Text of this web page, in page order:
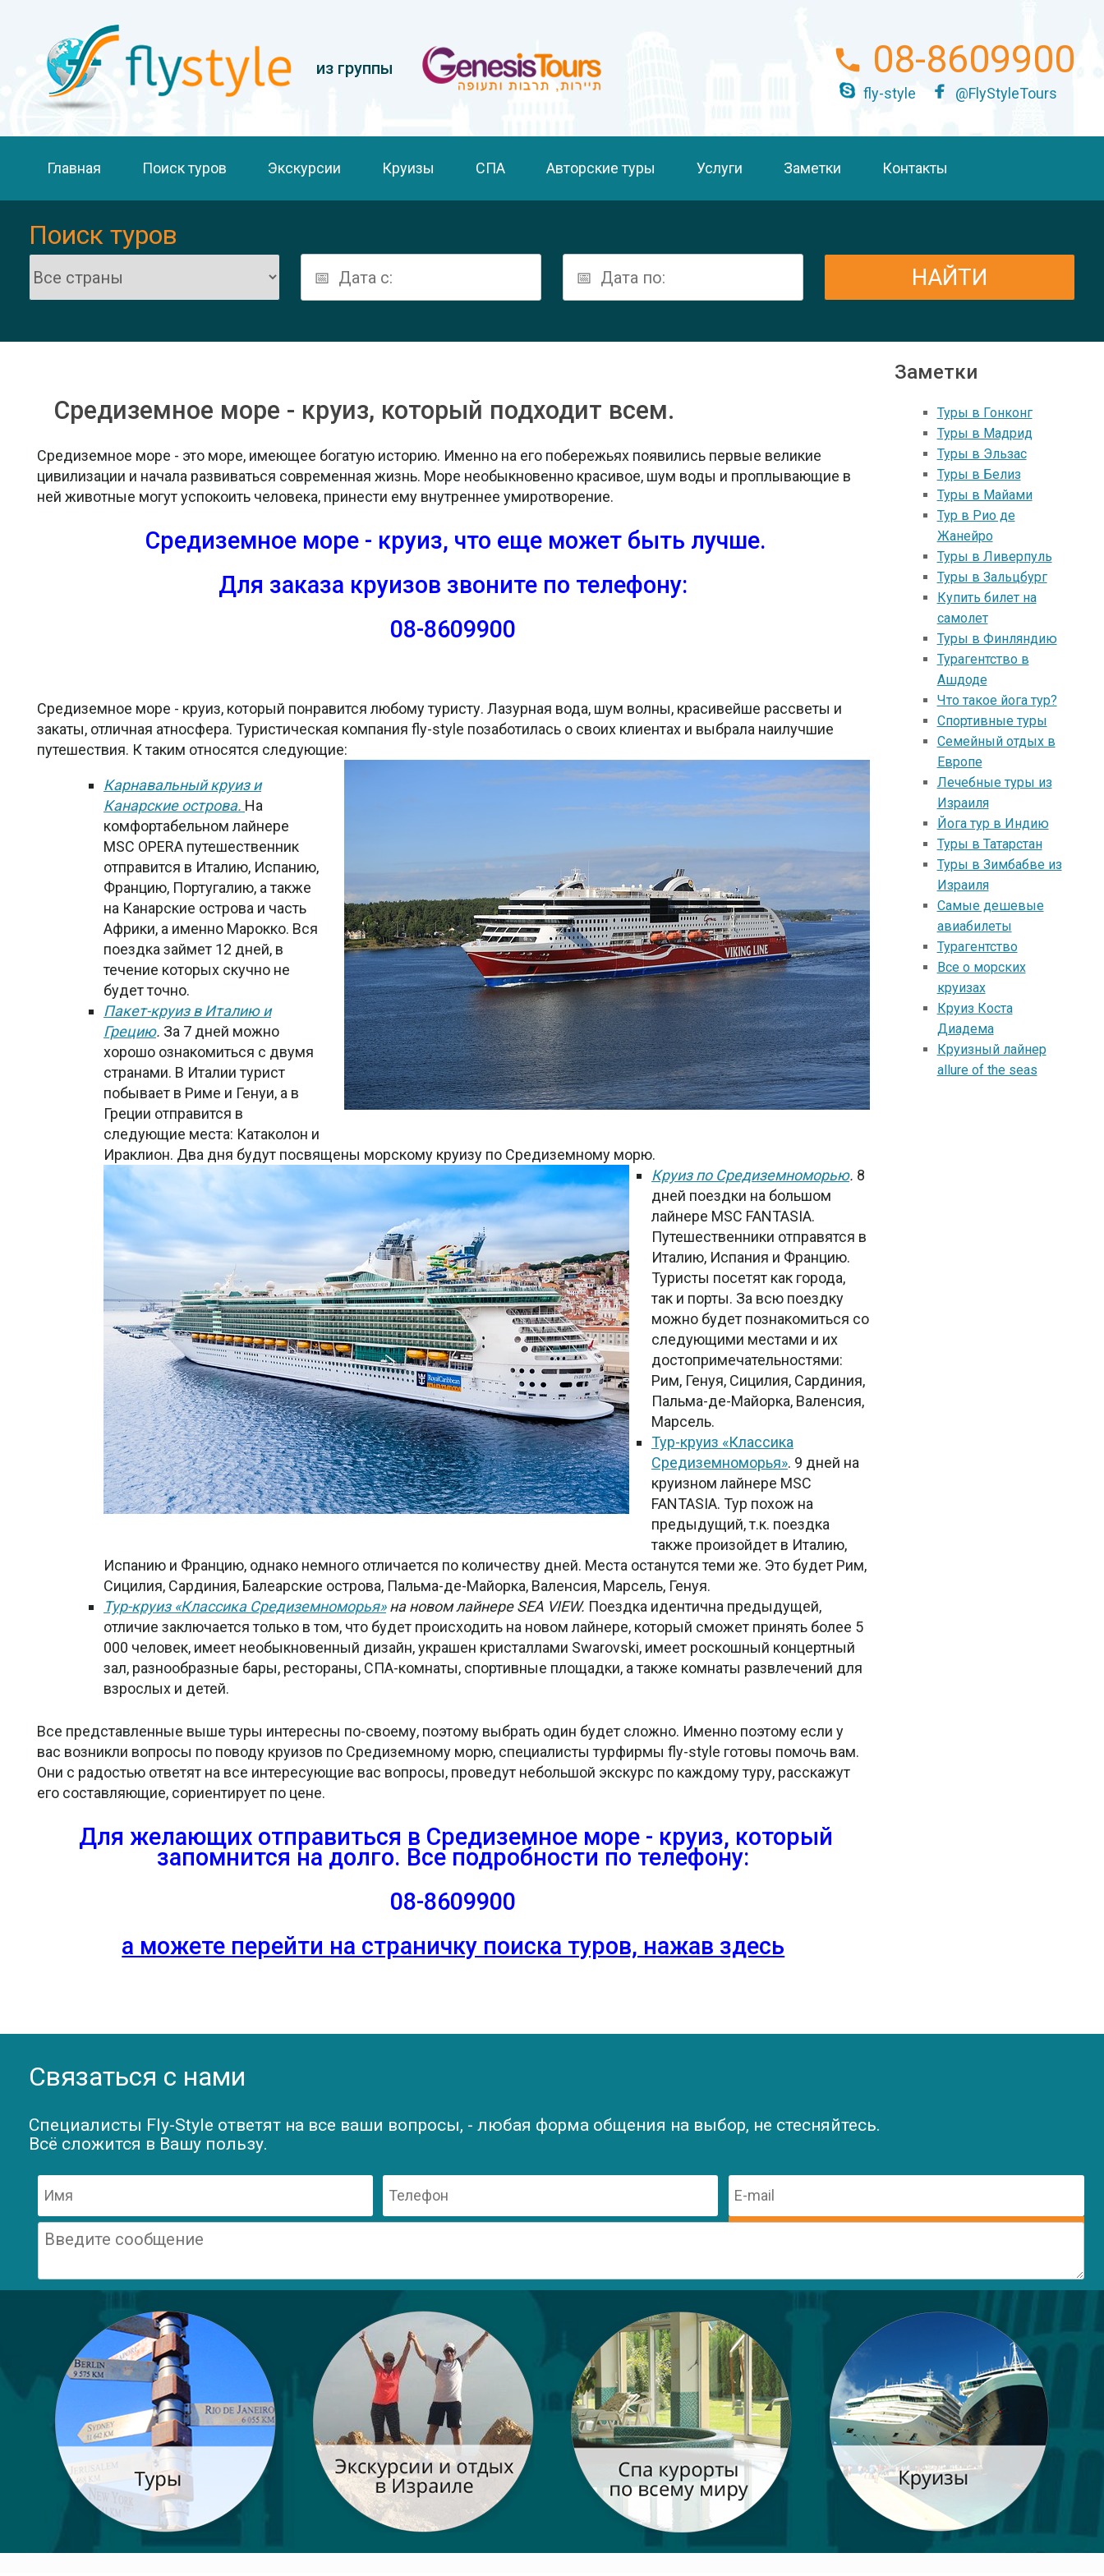
из группы 08-8609900
fly-style @FlyStyleTours
Главная Поиск туров Экскурсии Круизы СПА Авторские туры Услуги Заметки Контакты
Поиск туров
Средиземное море - круиз, который подходит всем.
Средиземное море - это море, имеющее богатую историю. Именно на его побережьях появились первые великие
цивилизации и начала развиваться современная жизнь. Море необыкновенно красивое, шум воды и проплывающие в
ней животные могут успокоить человека, принести ему внутреннее умиротворение.
Средиземное море - круиз, что еще может быть лучше.
Для заказа круизов звоните по телефону:
08-8609900
Средиземное море - круиз, который понравится любому туристу. Лазурная вода, шум волны, красивейше рассветы и
закаты, отличная атносфера. Туристическая компания fly-style позаботилась о своих клиентах и выбрала наилучшие
путешествия. К таким относятся следующие:
Карнавальный круиз и
Канарские острова. На
комфортабельном лайнере
MSC OPERA путешественник
отправится в Италию, Испанию,
Францию, Португалию, а также
на Канарские острова и часть
Африки, а именно Марокко. Вся
поездка займет 12 дней, в
течение которых скучно не
будет точно.
Пакет-круиз в Италию и
Грецию. За 7 дней можно
хорошо ознакомиться с двумя
странами. В Италии турист
побывает в Риме и Генуи, а в
Греции отправится в
следующие места: Катаколон и
Ираклион. Два дня будут посвящены морскому круизу по Средиземному морю.
Круиз по Средиземноморью. 8
дней поездки на большом
лайнере MSC FANTASIA.
Путешественники отправятся в
Италию, Испания и Францию.
Туристы посетят как города,
так и порты. За всю поездку
можно будет познакомиться со
следующими местами и их
достопримечательностями:
Рим, Генуя, Сицилия, Сардиния,
Пальма-де-Майорка, Валенсия,
Марсель.
Тур-круиз «Классика
Средиземноморья». 9 дней на
круизном лайнере MSC
FANTASIA. Тур похож на
предыдущий, т.к. поездка
также произойдет в Италию,
Испанию и Францию, однако немного отличается по количеству дней. Места останутся теми же. Это будет Рим,
Сицилия, Сардиния, Балеарские острова, Пальма-де-Майорка, Валенсия, Марсель, Генуя.
Тур-круиз «Классика Средиземноморья»на новом лайнере SEA VIEW. Поездка идентична предыдущей,
отличие заключается только в том, что будет происходить на новом лайнере, который сможет принять более 5
000 человек, имеет необыкновенный дизайн, украшен кристаллами Swarovski, имеет роскошный концертный
зал, разнообразные бары, рестораны, СПА-комнаты, спортивные площадки, а также комнаты развлечений для
взрослых и детей.
Все представленные выше туры интересны по-своему, поэтому выбрать один будет сложно. Именно поэтому если у
вас возникли вопросы по поводу круизов по Средиземному морю, специалисты турфирмы fly-style готовы помочь вам.
Они с радостью ответят на все интересующие вас вопросы, проведут небольшой экскурс по каждому туру, расскажут
его составляющие, сориентирует по цене.
Для желающих отправиться в Средиземное море - круиз, который
запомнится на долго. Все подробности по телефону:
08-8609900
а можете перейти на страничку поиска туров, нажав здесь
Заметки
Туры в Гонконг
Туры в Mадрид
Туры в Эльзас
Туры в Белиз
Туры в Майами
Тур в Рио де
Жанейро
Туры в Ливерпуль
Туры в Зальцбург
Купить билет на
самолет
Туры в Финляндию
Турагентство в
Ашдоде
Что такое йога тур?
Спортивные туры
Семейный отдых в
Европе
Лечебные туры из
Израиля
Йога тур в Индию
Туры в Татарстан
Туры в Зимбабве из
Израиля
Самые дешевые
авиабилеты
Турагентство
Все о морских
круизах
Круиз Коста
Диадема
Круизный лайнер
allure of the seas
Связаться с нами
Специалисты Fly-Style ответят на все ваши вопросы, - любая форма общения на выбор, не стесняйтесь.
Всё сложится в Вашу пользу.